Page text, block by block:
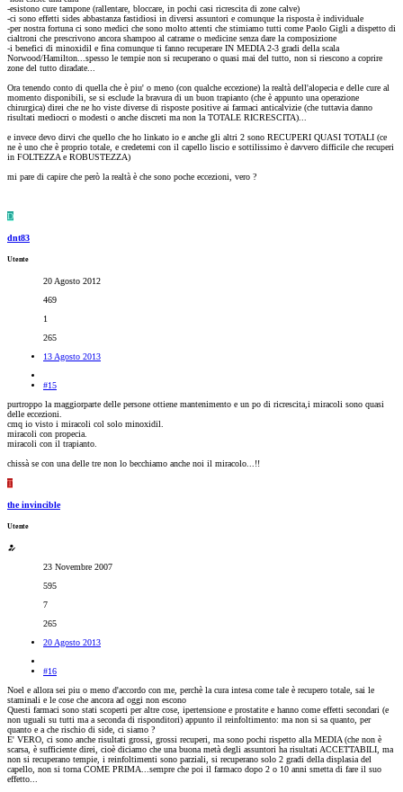
-esistono cure tampone (rallentare, bloccare, in pochi casi ricrescita di zone calve)
-ci sono effetti sides abbastanza fastidiosi in diversi assuntori e comunque la risposta è individuale
-per nostra fortuna ci sono medici che sono molto attenti che stimiamo tutti come Paolo Gigli a dispetto di
cialtroni che prescrivono ancora shampoo al catrame o medicine senza dare la composizione
-i benefici di minoxidil e fina comunque ti fanno recuperare IN MEDIA 2-3 gradi della scala
Norwood/Hamilton...spesso le tempie non si recuperano o quasi mai del tutto, non si riescono a coprire
zone del tutto diradate...
Ora tenendo conto di quella che è piu' o meno (con qualche eccezione) la realtà dell'alopecia e delle cure al
momento disponibili, se si esclude la bravura di un buon trapianto (che è appunto una operazione
chirurgica) direi che ne ho viste diverse di risposte positive ai farmaci anticalvizie (che tuttavia danno
risultati mediocri o modesti o anche discreti ma non la TOTALE RICRESCITA)...
e invece devo dirvi che quello che ho linkato io e anche gli altri 2 sono RECUPERI QUASI TOTALI (ce
ne è uno che è proprio totale, e credetemi con il capello liscio e sottilissimo è davvero difficile che recuperi
in FOLTEZZA e ROBUSTEZZA)
mi pare di capire che però la realtà è che sono poche eccezioni, vero ?
D
dnt83
Utente
20 Agosto 2012
469
1
265
13 Agosto 2013
#15
purtroppo la maggiorparte delle persone ottiene mantenimento e un po di ricrescita,i miracoli sono quasi
delle eccezioni.
cmq io visto i miracoli col solo minoxidil.
miracoli con propecia.
miracoli con il trapianto.
chissà se con una delle tre non lo becchiamo anche noi il miracolo...!!
T
the invincible
Utente
23 Novembre 2007
595
7
265
20 Agosto 2013
#16
Noel e allora sei piu o meno d'accordo con me, perchè la cura intesa come tale è recupero totale, sai le
staminali e le cose che ancora ad oggi non escono
Questi farmaci sono stati scoperti per altre cose, ipertensione e prostatite e hanno come effetti secondari (e
non uguali su tutti ma a seconda di risponditori) appunto il reinfoltimento: ma non si sa quanto, per
quanto e a che rischio di side, ci siamo ?
E' VERO, ci sono anche risultati grossi, grossi recuperi, ma sono pochi rispetto alla MEDIA (che non è
scarsa, è sufficiente direi, cioè diciamo che una buona metà degli assuntori ha risultati ACCETTABILI, ma
non si recuperano tempie, i reinfoltimenti sono parziali, si recuperano solo 2 gradi della displasia del
capello, non si torna COME PRIMA...sempre che poi il farmaco dopo 2 o 10 anni smetta di fare il suo
effetto...